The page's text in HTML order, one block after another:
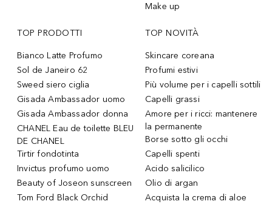
Make up
TOP PRODOTTI
Bianco Latte Profumo
Sol de Janeiro 62
Sweed siero ciglia
Gisada Ambassador uomo
Gisada Ambassador donna
CHANEL Eau de toilette BLEU
DE CHANEL
Tirtir fondotinta
Invictus profumo uomo
Beauty of Joseon sunscreen
Tom Ford Black Orchid
TOP NOVITÀ
Skincare coreana
Profumi estivi
Più volume per i capelli sottili
Capelli grassi
Amore per i ricci: mantenere
la permanente
Borse sotto gli occhi
Capelli spenti
Acido salicilico
Olio di argan
Acquista la crema di aloe